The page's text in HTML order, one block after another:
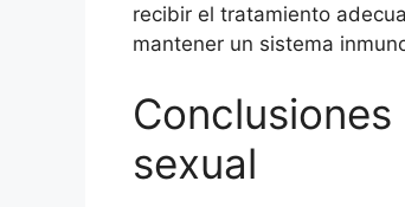
recibir el tratamiento
mantener un sistema
sexual